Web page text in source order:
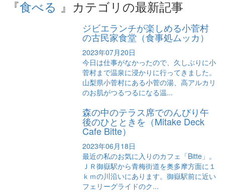
『食べる 』カテゴリの最新記事
ジビエランチが楽しめる小菅村
の古民家食堂（食事処ムッカ）
2023年07月20日
今日は仕事がなかったので、久しぶりに小
菅村まで温泉に浸かりに行ってきました。
山梨県小菅村にある小菅の湯、高アルカリ
のお肌がつるつるになる温...
森の中のテラス席でのんびり午
後のひとときを（Mitake Deck
Cafe Bitte）
2023年06月18日
最近の私のお気に入りのカフェ「Bitte」。
ＪＲ御嶽駅から青梅街道を奥多摩方面に１
ｋｍの川沿いにあります。御嶽駅前に近い
フェリーグライドのク...